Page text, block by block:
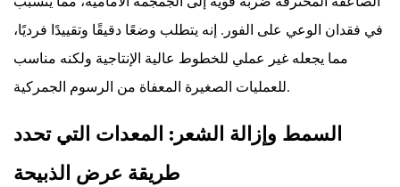
في فقدان الوعي على الفور. إنه يتطلب وضعًا دقيقًا وتقييدًا فرديًا،
مما يجعله غير عملي للخطوط عالية الإنتاجية ولكنه مناسب
للعمليات الصغيرة المعفاة من الرسوم الجمركية.
السمط وإزالة الشعر: المعدات التي تحدد
طريقة عرض الذبيحة